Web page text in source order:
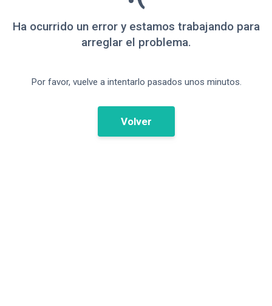
Ha ocurrido un error y estamos trabajando para
arreglar el problema.
Por favor, vuelve a intentarlo pasados unos minutos.
Volver